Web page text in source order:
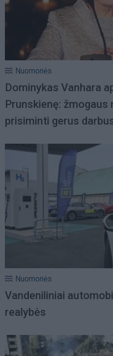
Nuomonės
Dominykas Vanhara
Prunskienę:
prisiminti gerus
Nuomonės
Vandeniliniai
realybės